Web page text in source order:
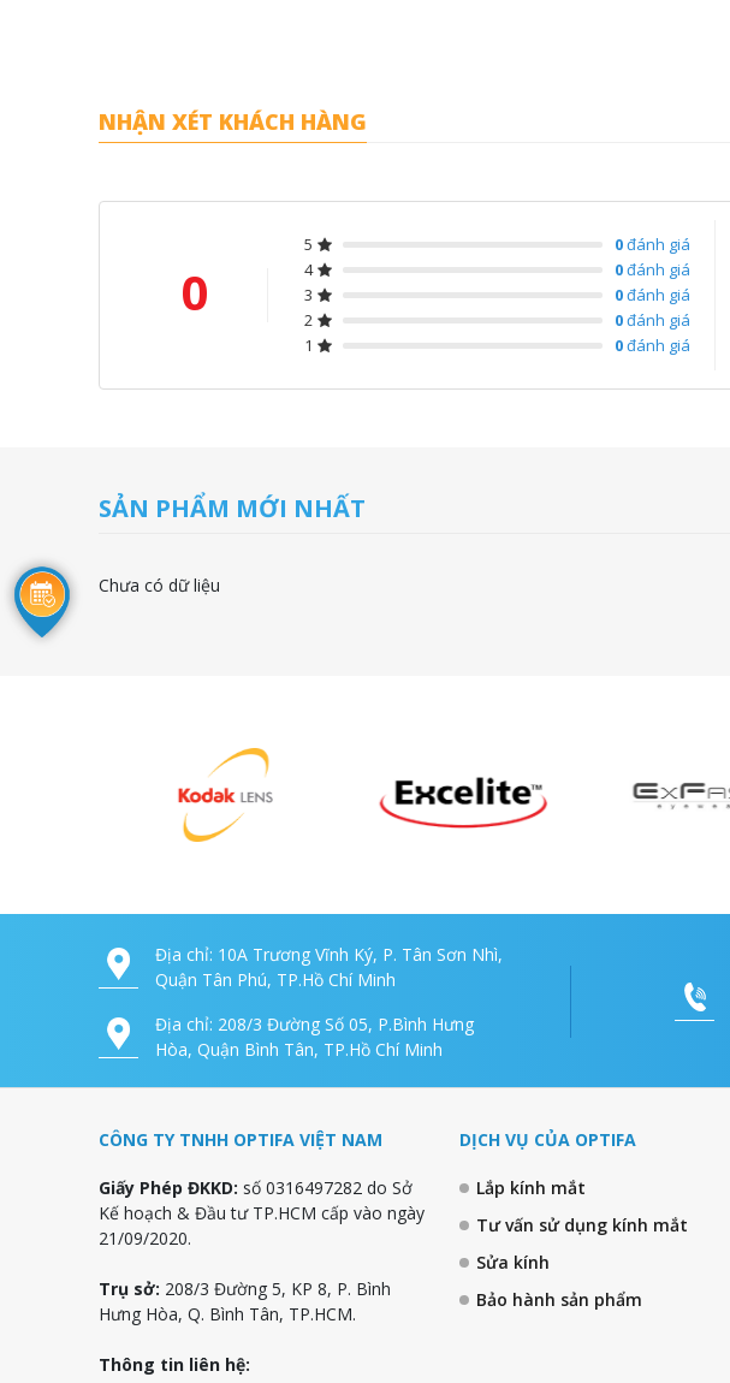
NHẬN XÉT KHÁCH HÀNG
0
5 0đánh giá
4
0đánh giá
3
0đánh giá
2
0đánh giá
1
0đánh giá
SẢN PHẨM MỚI NHẤT
Chưa có dữ liệu
Địa chỉ: 10A Trương Vĩnh Ký, P. Tân Sơn Nhì,
Quận Tân Phú, TP.Hồ Chí Minh
Địa chỉ: 208/3 Đường Số 05, P.Bình Hưng
Hòa, Quận Bình Tân, TP.Hồ Chí Minh
CÔNG TY TNHH OPTIFA VIỆT NAM
Giấy Phép ĐKKD: số 0316497282 do Sở
Kế hoạch & Đầu tư TP.HCM cấp vào ngày
21/09/2020.
Trụ sở: 208/3 Đường 5, KP 8, P. Bình
Hưng Hòa, Q. Bình Tân, TP.HCM.
Thông tin liên hệ:
DỊCH VỤ CỦA OPTIFA
Lắp kính mắt
Tư vấn sử dụng kính mắt
Sửa kính
Bảo hành sản phẩm